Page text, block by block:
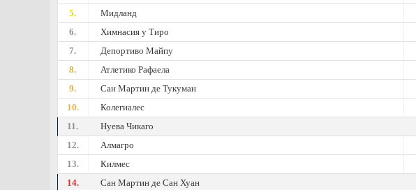
5.
Мидланд
6.
Химнасия у Тиро
7.
Депортиво Майпу
8.
Атлетико Рафаела
9.
Сан Мартин де Тукуман
10.
Колегиалес
11.
Нуева Чикаго
12.
Алмагро
13.
Килмес
14.
Сан Мартин де Сан Хуан